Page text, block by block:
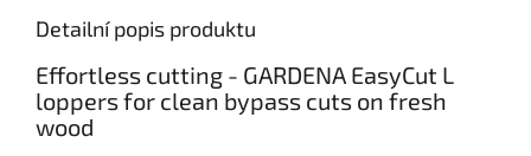
Detailní popis produktu
Effortless cutting - GARDENA EasyCut L
loppers for clean bypass cuts on fresh
wood